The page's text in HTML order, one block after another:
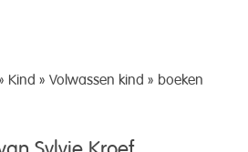
Kind » Volwassen kind » boeken
Sylvie Kroef